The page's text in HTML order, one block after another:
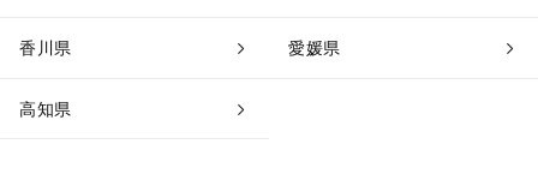
香川県 愛媛県
高知県